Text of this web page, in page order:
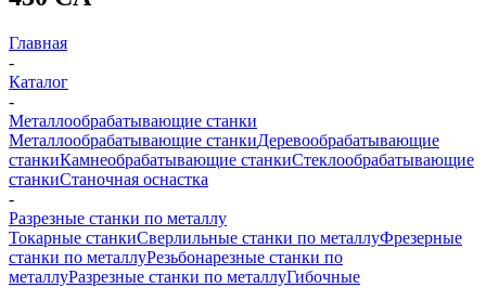
Главная
-
Каталог
-
Металлообрабатывающие станки
Металлообрабатывающие станкиДеревообрабатывающие
станкиКамнеобрабатывающие станкиСтеклообрабатывающие
станкиСтаночная оснастка
-
Разрезные станки по металлу
Токарные станкиСверлильные станки по металлуФрезерные
станки по металлуРезьбонарезные станки по
металлуРазрезные станки по металлуГибочные